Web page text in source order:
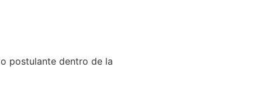
postulante dentro de la